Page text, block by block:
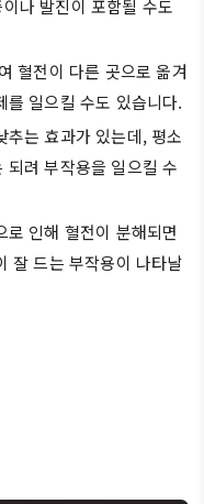
나 발진이 포함될 수도
혈전이 다른 곳으로 옮겨
일으킬 수도 있습니다.
추는 효과가 있는데, 평소
려 부작용을 일으킬 수
로 인해 혈전이 분해되면
잘 드는 부작용이 나타날